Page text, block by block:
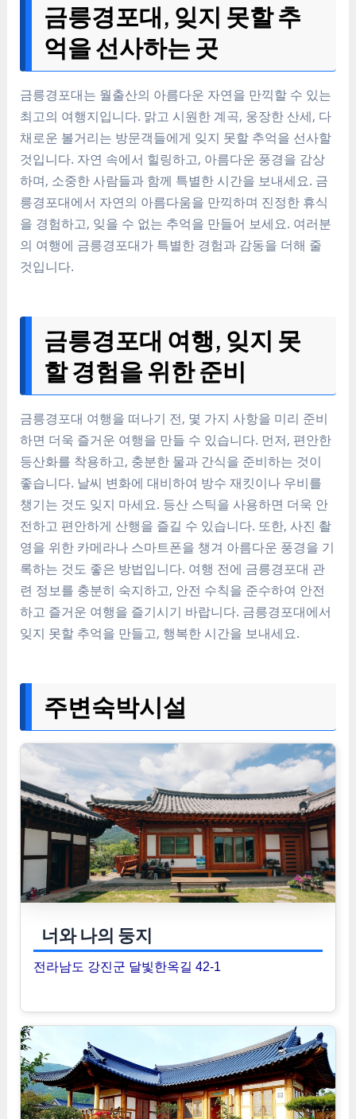
금릉경포대, 잊지 못할 추
억을 선사하는 곳
금릉경포대는 월출산의 아름다운 자연을 만끽할 수 있는
최고의 여행지입니다. 맑고 시원한 계곡, 웅장한 산세, 다
채로운 볼거리는 방문객들에게 잊지 못할 추억을 선사할
것입니다. 자연 속에서 힐링하고, 아름다운 풍경을 감상
하며, 소중한 사람들과 함께 특별한 시간을 보내세요. 금
릉경포대에서 자연의 아름다움을 만끽하며 진정한 휴식
을 경험하고, 잊을 수 없는 추억을 만들어 보세요. 여러분
의 여행에 금릉경포대가 특별한 경험과 감동을 더해 줄
것입니다.
금릉경포대 여행, 잊지 못
할 경험을 위한 준비
금릉경포대 여행을 떠나기 전, 몇 가지 사항을 미리 준비
하면 더욱 즐거운 여행을 만들 수 있습니다. 먼저, 편안한
등산화를 착용하고, 충분한 물과 간식을 준비하는 것이
좋습니다. 날씨 변화에 대비하여 방수 재킷이나 우비를
챙기는 것도 잊지 마세요. 등산 스틱을 사용하면 더욱 안
전하고 편안하게 산행을 즐길 수 있습니다. 또한, 사진 촬
영을 위한 카메라나 스마트폰을 챙겨 아름다운 풍경을 기
록하는 것도 좋은 방법입니다. 여행 전에 금릉경포대 관
련 정보를 충분히 숙지하고, 안전 수칙을 준수하여 안전
하고 즐거운 여행을 즐기시기 바랍니다. 금릉경포대에서
잊지 못할 추억을 만들고, 행복한 시간을 보내세요.
주변숙박시설
너와 나의 둥지
전라남도 강진군 달빛한옥길 42-1